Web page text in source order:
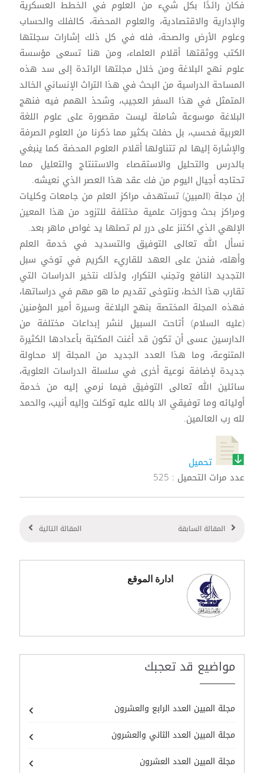
فكان رائدًا بكل شيء من العلوم في الخطط العسكرية
والإدارية والاقتصادية، والعلوم المحضة، كالفلك والحساب
وعلوم الأرض والصحة، فله في كل ذلك إشارات سجلتها
الكتب ووثقتها أقلام العلماء، ومن هنا تسعى مؤسسة
علوم نهج البلاغة ومن خلال مجلتها الرائدة إلى سد هذه
المساحة الدراسية من البحث في هذا التراث الإنساني الخالد
المتمثل في هذا السفر العجيب، وشحذ الهمم فيه فنهج
البلاغة موسوعة شاملة ليست مقصورة على علوم اللغة
العربية فحسب، بل حفلت بكثير مما ذكرنا من العلوم الصرفة
والإشارة إليها لم تتناولها أقلام العلوم المحضة كما ينبغي
بالدرس والتحليل والاستقصاء والاستنتاج والتعليل مما
تحتاجه أجيال اليوم من فك عقد هذا العصر الذي نعيشه.
إن مجلة (المبين) تستهدف مراكز العلم من جامعات وكليات
ومراكز بحث وحوزات علمية مختلفة للتزود من هذا المعين
الإلهي الذي اكتنز على درر لم تصلها يد غواص ماهر بعد.
نسأل الله تعالى التوفيق والتسديد في خدمة العلم
وأهله، فنحن على العهد للقاريء الكريم في توخي سبل
التجديد النافع وتجنب التكرار، ولذلك نتخير الدراسات التي
تقارب هذا الخط، ونتوخى تقديم ما هو مهم في دراساتها،
فهذه المجلة المختصة بنهج البلاغة وسيرة أمير المؤمنين
(عليه السلام) أتاحت السبيل لنشر إبداعات مختلفة من
الدارسين عسى أن تكون قد أغنت المكتبة بأعدادها الكثيرة
المتنوعة، وما هذا العدد الجديد من المجلة إلا محاولة
جديدة لإضافة نوعية أخرى في سلسلة الدراسات العلوية،
سائلين الله تعالى التوفيق فيما نرمي إليه من خدمة
أوليائه وما توفيقي الا بالله عليه توكلت وإليه أنيب، والحمد
لله رب العالمين.
تحميل
عدد مرات التحميل : 525
المقالة السابقة المقالة التالية
ادارة الموقع
مواضيع قد تعجبك
مجلة المبين العدد الرابع والعشرون
مجلة المبين العدد الثاني والعشرون
مجلة المبين العدد العشرون